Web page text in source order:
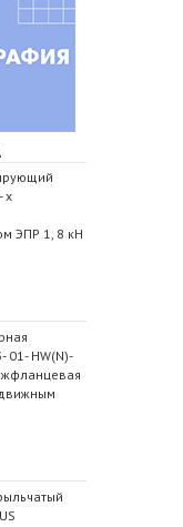
х
ЭПР 1, 8 кН
01- HW(N)-